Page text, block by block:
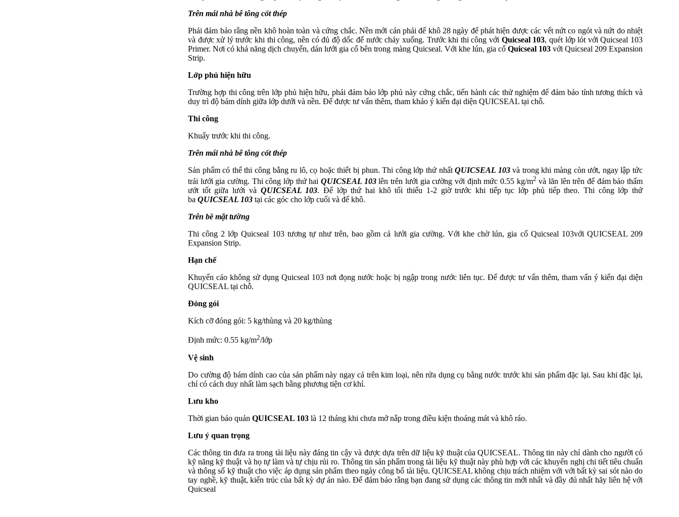
Trên mái nhà bê tông cốt thép
Phải đảm bảo rằng nền khô hoàn toàn và cứng chắc. Nền mới cán phải để khô 28 ngày để phát hiện được các vết nứt co ngót và nứt do nhiệt
và được xử lý trước khi thi công, nên có đủ độ dốc để nước chảy xuống. Trước khi thi công với Quicseal 103, quét lớp lót với Quicseal 103
Primer. Nơi có khả năng dịch chuyển, dán lưới gia cố bên trong màng Quicseal. Với khe lún, gia cố Quicseal 103 với Quicseal 209 Expansion
Strip.
Lớp phủ hiện hữu
Trường hợp thi công trên lớp phủ hiện hữu, phải đảm bảo lớp phủ này cứng chắc, tiến hành các thử nghiệm để đảm bảo tính tương thích và
duy trì độ bám dính giữa lớp dưới và nền. Để được tư vấn thêm, tham khảo ý kiến đại diện QUICSEAL tại chỗ.
Thi công
Khuấy trước khi thi công.
Trên mái nhà bê tông cốt thép
Sản phẩm có thể thi công bằng ru lô, cọ hoặc thiết bị phun. Thi công lớp thứ nhấtQUICSEAL 103và trong khi màng còn ướt, ngay lập tức
trải lưới gia cường. Thi công lớp thứ haiQUICSEAL 103 lên trên lưới gia cường với định mức 0.55 kg/m2 và lăn lên trên để đảm bảo thấm
ướt tốt giữa lưới và QUICSEAL 103. Để lớp thứ hai khô tối thiểu 1-2 giờ trước khi tiếp tục lớp phủ tiếp theo. Thi công lớp thứ
ba QUICSEAL 103 tại các góc cho lớp cuối và để khô.
Trên bề mặt tường
Thi công 2 lớp Quicseal 103 tương tự như trên, bao gồm cả lưới gia cường. Với khe chờ lún, gia cố Quicseal 103với QUICSEAL 209
Expansion Strip.
Hạn chế
Khuyến cáo không sử dụng Quicseal 103 nơi đọng nước hoặc bị ngập trong nước liên tục. Để được tư vấn thêm, tham vấn ý kiến đại diện
QUICSEAL tại chỗ.
Đóng gói
Kích cỡ đóng gói: 5 kg/thùng và 20 kg/thùng
Định mức: 0.55 kg/m2/lớp
Vệ sinh
Do cường độ bám dính cao của sản phẩm này ngay cả trên kim loại, nên rửa dụng cụ bằng nước trước khi sản phẩm đặc lại. Sau khi đặc lại,
chỉ có cách duy nhất làm sạch bằng phương tiện cơ khí.
Lưu kho
Thời gian bảo quản QUICSEAL 103 là 12 tháng khi chưa mở nắp trong điều kiện thoáng mát và khô ráo.
Lưu ý quan trọng
Các thông tin đưa ra trong tài liệu này đáng tin cậy và được dựa trên dữ liệu kỹ thuật của QUICSEAL. Thông tin này chỉ dành cho người có
kỹ năng kỹ thuật và họ tự làm và tự chịu rủi ro. Thông tin sản phẩm trong tài liệu kỹ thuật này phù hợp với các khuyến nghị chi tiết tiêu chuẩn
và thông số kỹ thuật cho việc áp dụng sản phẩm theo ngày công bố tài liệu. QUICSEAL không chịu trách nhiệm với với bất kỳ sai sót nào do
tay nghề, kỹ thuật, kiến trúc của bất kỳ dự án nào. Để đảm bảo rằng bạn đang sử dụng các thông tin mới nhất và đầy đủ nhất hãy liên hệ với
Quicseal